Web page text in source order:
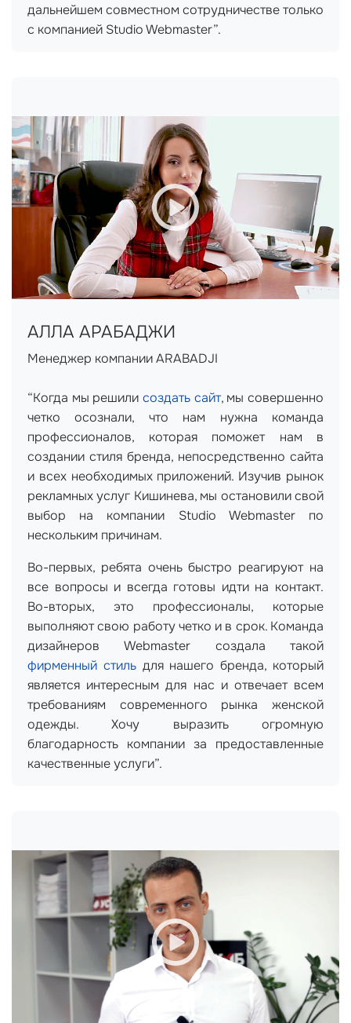
дальнейшем совместном сотрудничестве только
с компанией Studio Webmaster”.
АЛЛА АРАБАДЖИ
Менеджер компании ARABADJI
“Когда мы решили создать сайт, мы совершенно
четко осознали, что нам нужна команда
профессионалов, которая поможет нам в
создании стиля бренда, непосредственно сайта
и всех необходимых приложений. Изучив рынок
рекламных услуг Кишинева, мы остановили свой
выбор на компании Studio Webmaster по
нескольким причинам.
Во-первых, ребята очень быстро реагируют на
все вопросы и всегда готовы идти на контакт.
Во-вторых, это профессионалы, которые
выполняют свою работу четко и в срок. Команда
дизайнеров Webmaster создала такой
фирменный стильдля нашего бренда, который
является интересным для нас и отвечает всем
требованиям современного рынка женской
одежды. Хочу выразить огромную
благодарность компании за предоставленные
качественные услуги”.